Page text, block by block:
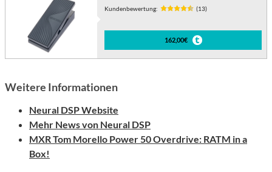
Kundenbewertung: (13)
162,00€
Weitere Informationen
Neural DSP Website
Mehr News von Neural DSP
MXR Tom Morello Power 50 Overdrive: RATM in a
Box!